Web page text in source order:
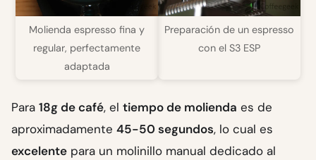
Molienda espresso fina y
regular, perfectamente
adaptada
Preparación de un espresso
con el S3 ESP
Para 18g de café, el tiempo de molienda es de
aproximadamente 45-50 segundos, lo cual es
excelente para un molinillo manual dedicado al